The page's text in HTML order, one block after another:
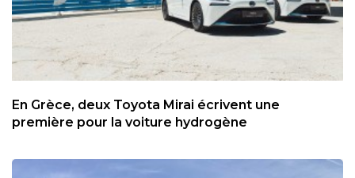
En Grèce, deux Toyota Mirai écrivent une
première pour la voiture hydrogène